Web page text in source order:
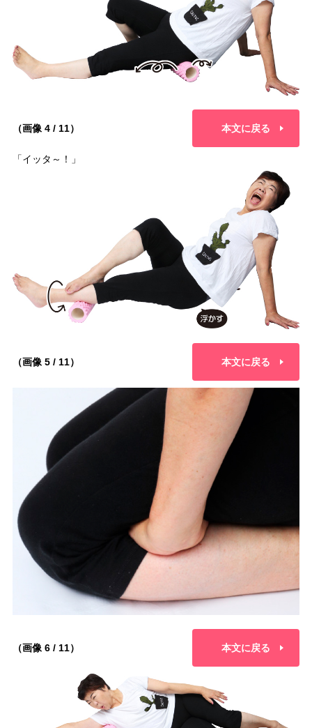
（画像 4 / 11） 本文に戻る
「イッタ～！」
（画像 5 / 11） 本文に戻る
（画像 6 / 11） 本文に戻る